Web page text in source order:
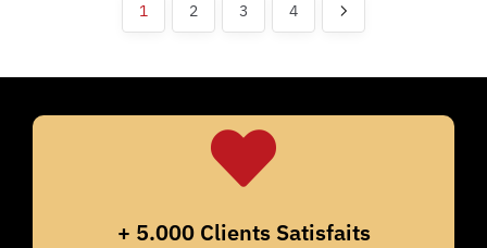
1 2 3 4
+ 5.000 Clients Satisfaits